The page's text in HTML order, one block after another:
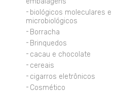
biológicos moleculares e
microbiológicos
Borracha
Brinquedos
cacau e chocolate
cereais
cigarros eletrônicos
Cosmético